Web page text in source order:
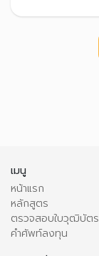
เมนู
หน้าแรก
หลักสูตร
ตรวจสอบใบวุฒิบัตร
คำศัพท์ลงทุน